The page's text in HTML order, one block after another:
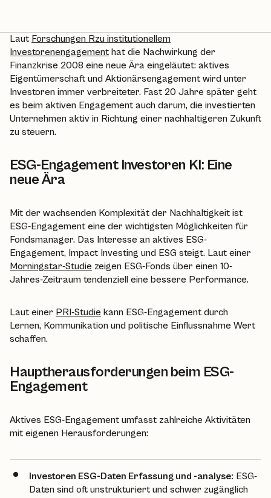
Laut Forschungen Rzu institutionellem
Investorenengagement hat die Nachwirkung der
Finanzkrise 2008 eine neue Ära eingeläutet: aktives
Eigentümerschaft und Aktionärsengagement wird unter
Investoren immer verbreiteter. Fast 20 Jahre später geht
es beim aktiven Engagement auch darum, die investierten
Unternehmen aktiv in Richtung einer nachhaltigeren Zukunft
zu steuern.
ESG-Engagement Investoren KI: Eine
neue Ära
Mit der wachsenden Komplexität der Nachhaltigkeit ist
ESG-Engagement eine der wichtigsten Möglichkeiten für
Fondsmanager. Das Interesse an aktives ESG-
Engagement, Impact Investing und ESG steigt. Laut einer
Morningstar-Studie zeigen ESG-Fonds über einen 10-
Jahres-Zeitraum tendenziell eine bessere Performance.
Laut einer PRI-Studie kann ESG-Engagement durch
Lernen, Kommunikation und politische Einflussnahme Wert
schaffen.
Hauptherausforderungen beim ESG-
Engagement
Aktives ESG-Engagement umfasst zahlreiche Aktivitäten
mit eigenen Herausforderungen:
Investoren ESG-Daten Erfassung und -analyse: ESG-
Daten sind oft unstrukturiert und schwer zugänglich